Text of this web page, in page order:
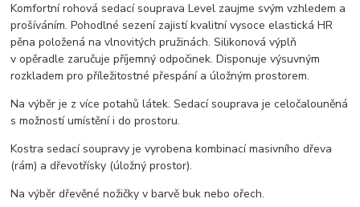
Komfortní rohová sedací souprava Level zaujme svým vzhledem a
prošíváním. Pohodlné sezení zajistí kvalitní vysoce elastická HR
pěna položená na vlnovitých pružinách. Silikonová výplň
v opěradle zaručuje příjemný odpočinek. Disponuje výsuvným
rozkladem pro příležitostné přespání a úložným prostorem.
Na výběr je z více potahů látek. Sedací souprava je celočalouněná
s možností umístění i do prostoru.
Kostra sedací soupravy je vyrobena kombinací masivního dřeva
(rám) a dřevotřísky (úložný prostor).
Na výběr dřevěné nožičky v barvě buk nebo ořech.